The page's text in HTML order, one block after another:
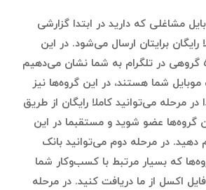
مشاغلی که دارید در ابتدا گزارشی
رایگان برایتان ارسال می‌شود. در این
گزارش لیستی از ۵۴۰ گروهی در تلگرام به شما نشان می‌دهیم
موبایل شما هستند، در این گروه‌ها نیز
مرحله می‌توانید کاملا رایگان از طریق
گروه‌ها عضو شوید و مستقبما در این
دهید. در مرحله دوم می‌توانید بانک
که بسیار مرتبط با کسب‌وکار شما
اکسل از ما دریافت کنید. در مرحله